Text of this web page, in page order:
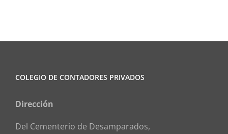
COLEGIO DE CONTADORES PRIVADOS
Dirección
Del Cementerio de Desamparados,